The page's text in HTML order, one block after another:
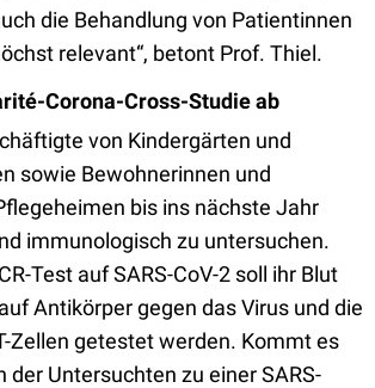
die Behandlung von Patientinnen
relevant“, betont Prof. Thiel.
Corona-Cross-Studie ab
von Kindergärten und
sowie Bewohnerinnen und
bis ins nächste Jahr
immunologisch zu untersuchen.
Test auf SARS-CoV-2 soll ihr Blut
Antikörper gegen das Virus und die
Zellen getestet werden. Kommt es
der Untersuchten zu einer SARS-